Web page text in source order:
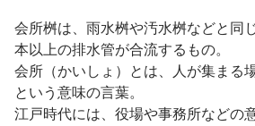
会所桝は、雨水桝や汚水桝などと同
本以上の排水管が合流するもの。
会所（かいしょ）とは、人が集まる
という意味の言葉。
江戸時代には、役場や事務所などの